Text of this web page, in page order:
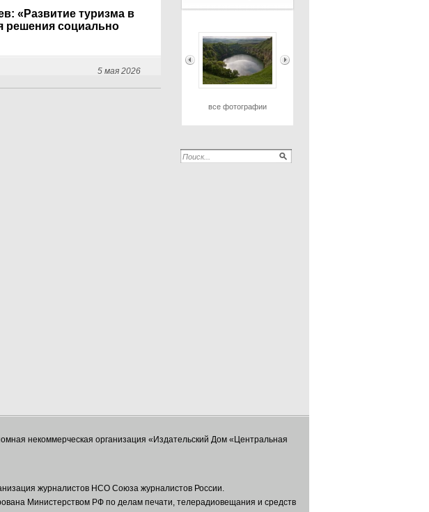
«Развитие туризма в
решения социально
5 мая 2026
все фотографии
некоммерческая организация «Издательский Дом «Центральная
журналистов НСО Союза журналистов России.
Министерством РФ по делам печати, телерадиовещания и средств